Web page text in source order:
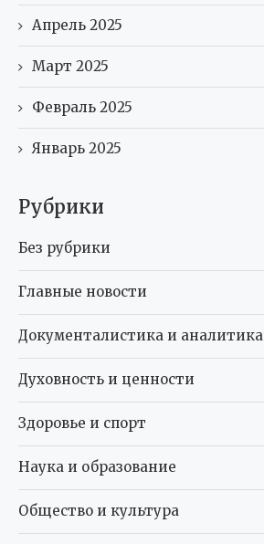
Апрель 2025
Март 2025
Февраль 2025
Январь 2025
Рубрики
Без рубрики
Главные новости
Документалистика и аналитика
Духовность и ценности
Здоровье и спорт
Наука и образование
Общество и культура